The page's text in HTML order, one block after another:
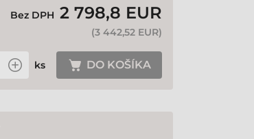
Bez DPH 2 798,8 EUR
(3 442,52 EUR)
ks DO KOŠÍKA